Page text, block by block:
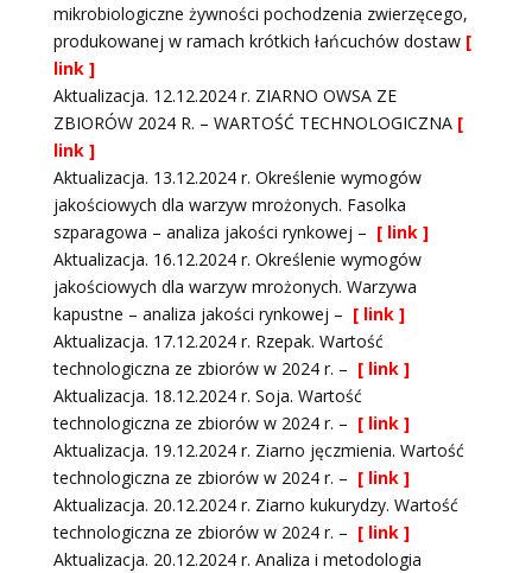
mikrobiologiczne żywności pochodzenia zwierzęcego,
produkowanej w ramach krótkich łańcuchów dostaw [
link ]
Aktualizacja. 12.12.2024 r. ZIARNO OWSA ZE
ZBIORÓW 2024 R. – WARTOŚĆ TECHNOLOGICZNA [
link ]
Aktualizacja. 13.12.2024 r. Określenie wymogów
jakościowych dla warzyw mrożonych. Fasolka
szparagowa – analiza jakości rynkowej – [ link ]
Aktualizacja. 16.12.2024 r. Określenie wymogów
jakościowych dla warzyw mrożonych. Warzywa
kapustne – analiza jakości rynkowej – [ link ]
Aktualizacja. 17.12.2024 r. Rzepak. Wartość
technologiczna ze zbiorów w 2024 r. – [ link ]
Aktualizacja. 18.12.2024 r. Soja. Wartość
technologiczna ze zbiorów w 2024 r. – [ link ]
Aktualizacja. 19.12.2024 r. Ziarno jęczmienia. Wartość
technologiczna ze zbiorów w 2024 r. – [ link ]
Aktualizacja. 20.12.2024 r. Ziarno kukurydzy. Wartość
technologiczna ze zbiorów w 2024 r. – [ link ]
Aktualizacja. 20.12.2024 r. Analiza i metodologia